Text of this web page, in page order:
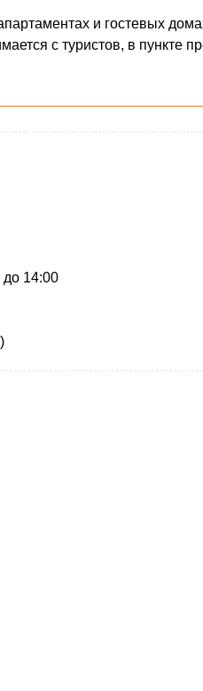
и гостевых
с туристов, в пункте
до 14:00